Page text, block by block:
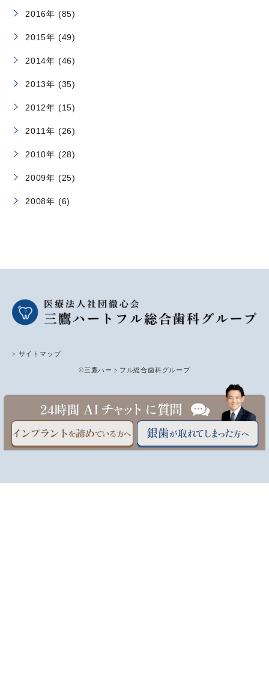
2016年 (85)
2015年 (49)
2014年 (46)
2013年 (35)
2012年 (15)
2011年 (26)
2010年 (28)
2009年 (25)
2008年 (6)
> サイトマップ
©三鷹ハートフル総合歯科グループ